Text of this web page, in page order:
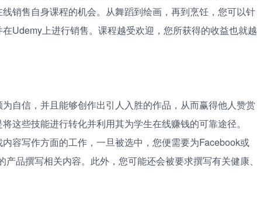
销售自身课程的机会。从舞蹈到绘画，再到烹饪，您可以针
Udemy上进行销售。课程越受欢迎，您所获得的收益也就越
自信，并且能够创作出引人入胜的作品，从而赢得他人赞赏
这些技能进行转化并利用其为学生在线赚钱的可靠途径。
容写作方面的工作，一旦被选中，您便需要为Facebook或
品撰写相关内容。此外，您可能还会被要求撰写有关健康、